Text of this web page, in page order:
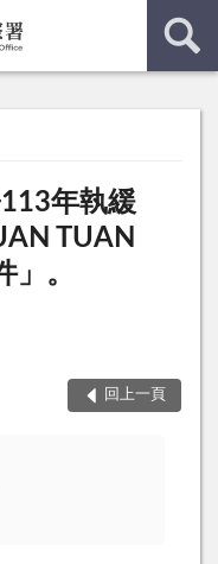
年執緩
TUAN
」。
回上一頁